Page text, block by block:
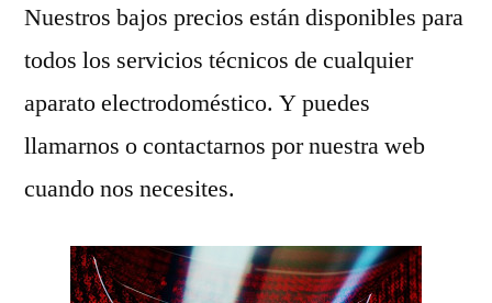
Nuestros bajos precios están disponibles para
todos los servicios técnicos de cualquier
aparato electrodoméstico. Y puedes
llamarnos o contactarnos por nuestra web
cuando nos necesites.